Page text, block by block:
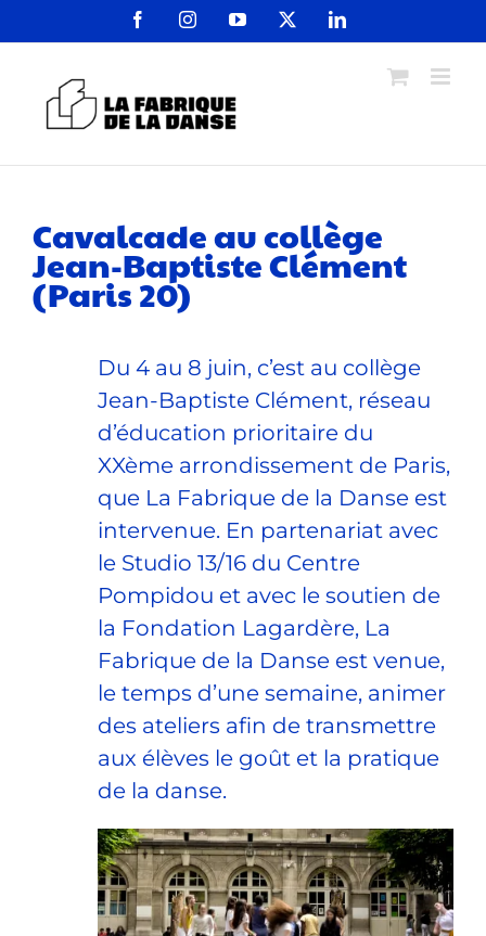
FacebookInstagramYouTube LinkedIn
Cavalcade au collège
Jean-Baptiste Clément
(Paris 20)
Du 4 au 8 juin, c’est au collège
Jean-Baptiste Clément, réseau
d’éducation prioritaire du
XXème arrondissement de Paris,
que La Fabrique de la Danse est
intervenue. En partenariat avec
le Studio 13/16 du Centre
Pompidou et avec le soutien de
la Fondation Lagardère, La
Fabrique de la Danse est venue,
le temps d’une semaine, animer
des ateliers afin de transmettre
aux élèves le goût et la pratique
de la danse.